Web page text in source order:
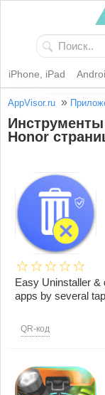
iPhone, iPad
AppVisor.ru »
Honor
Easy Uninstaller &
apps by several
QR-код